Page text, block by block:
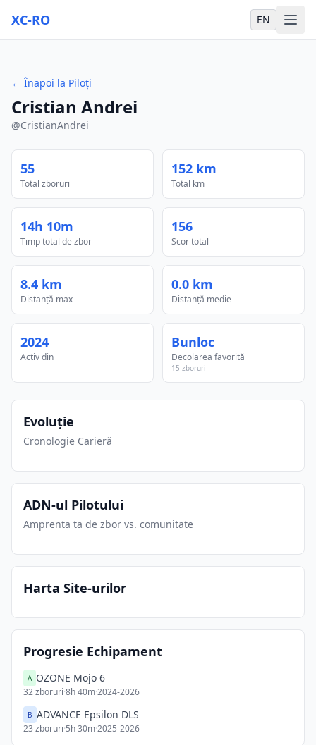
XC-RO EN
← Înapoi la Piloți
Cristian Andrei
@CristianAndrei
55
Total zboruri
152 km
Total km
14h 10m
Timp total de zbor
156
Scor total
8.4 km
Distanță max
0.0 km
Distanță medie
2024
Activ din
Bunloc
Decolarea favorită
15 zboruri
Evoluție
Cronologie Carieră
ADN-ul Pilotului
Amprenta ta de zbor vs. comunitate
Harta Site-urilor
Progresie Echipament
A OZONE Mojo 6
32zboruri·8h 40m·2024-2026
B ADVANCE Epsilon DLS
23 zboruri·5h 30m·2025-2026